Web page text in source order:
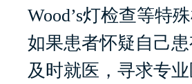
Wood’s灯检查等特
如果患者怀疑自己
及时就医，寻求专